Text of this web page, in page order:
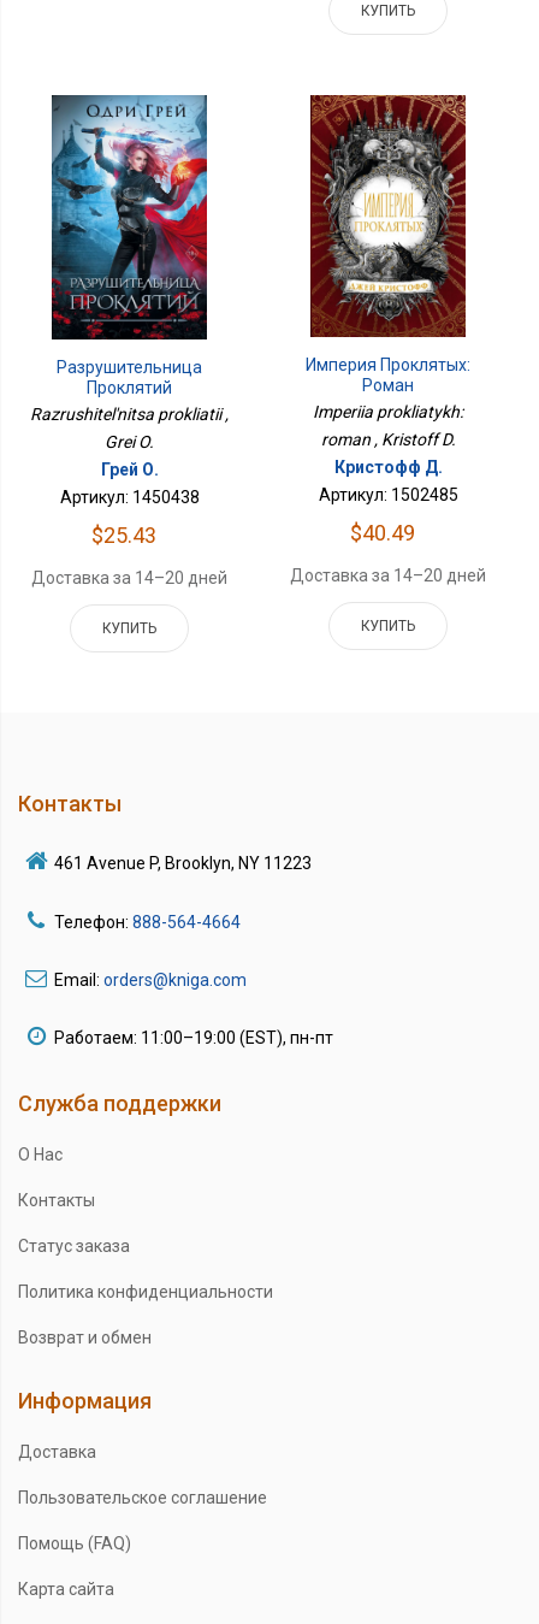
КУПИТЬ
Разрушительница
Проклятий
Razrushitel'nitsa prokliatii ,
Grei O.
Грей О.
Артикул: 1450438
$25.43
Доставка за 14–20 дней
КУПИТЬ
Империя Проклятых:
Роман
Imperiia prokliatykh:
roman , Kristoff D.
Кристофф Д.
Артикул: 1502485
$40.49
Доставка за 14–20 дней
КУПИТЬ
Контакты
461 Avenue P, Brooklyn, NY 11223
Телефон: 888-564-4664
Email: orders@kniga.com
Работаем: 11:00–19:00 (EST), пн-пт
Служба поддержки
О Нас
Контакты
Статус заказа
Политика конфиденциальности
Возврат и обмен
Информация
Доставка
Пользовательское соглашение
Помощь (FAQ)
Карта сайта